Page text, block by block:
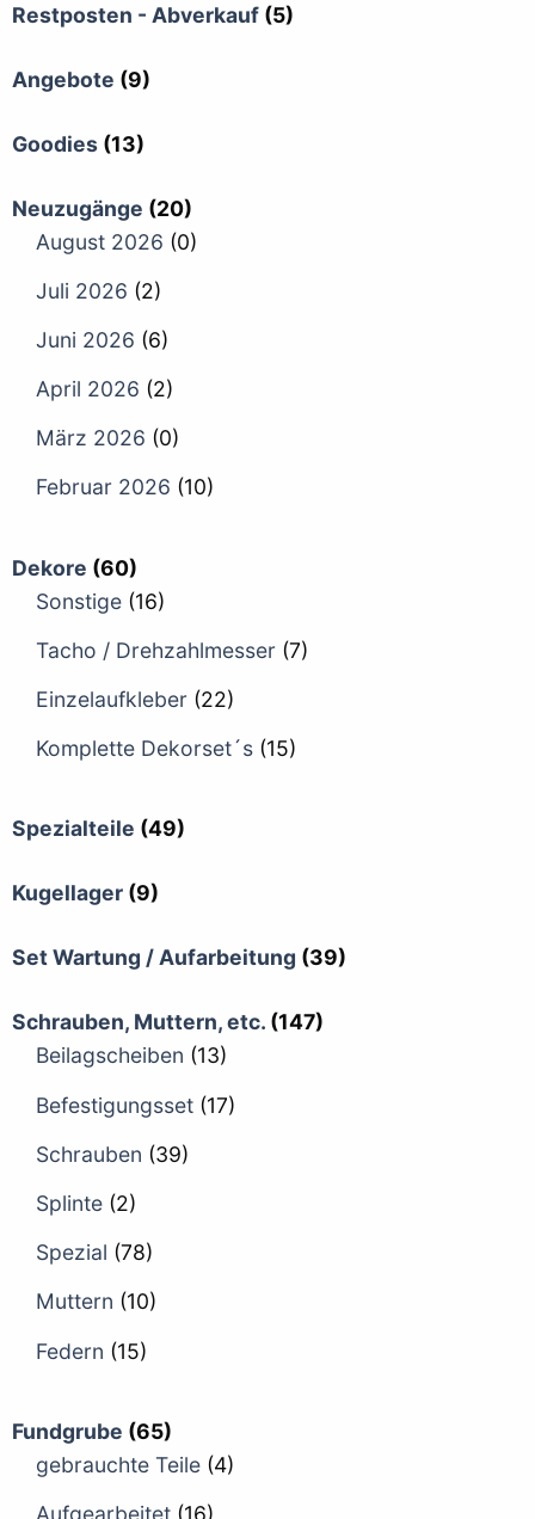
Restposten - Abverkauf (5)
Angebote (9)
Goodies (13)
Neuzugänge (20)
August 2026 (0)
Juli 2026 (2)
Juni 2026 (6)
April 2026 (2)
März 2026 (0)
Februar 2026 (10)
Dekore (60)
Sonstige (16)
Tacho / Drehzahlmesser (7)
Einzelaufkleber (22)
Komplette Dekorset´s (15)
Spezialteile (49)
Kugellager (9)
Set Wartung / Aufarbeitung (39)
Schrauben, Muttern, etc. (147)
Beilagscheiben (13)
Befestigungsset (17)
Schrauben (39)
Splinte (2)
Spezial (78)
Muttern (10)
Federn (15)
Fundgrube (65)
gebrauchte Teile (4)
Aufgearbeitet (16)